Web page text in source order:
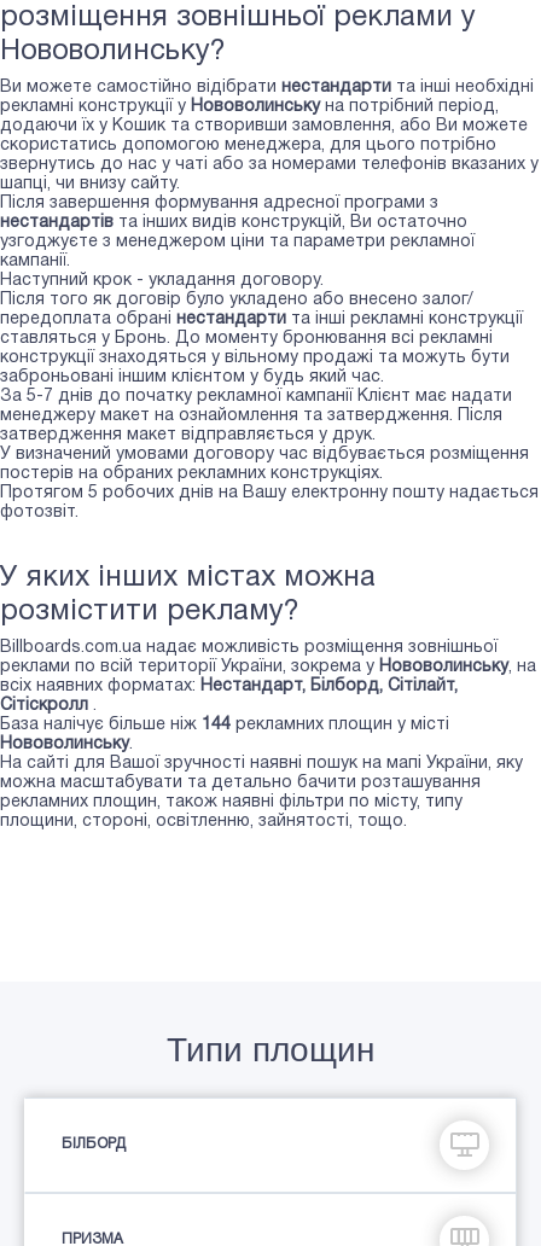
розміщення зовнішньої реклами у
Нововолинську?
Ви можете самостійно відібрати нестандарти та інші необхідні
рекламні конструкції у Нововолинськуна потрібний період,
додаючи їх у Кошик та створивши замовлення, або Ви можете
скористатись допомогою менеджера, для цього потрібно
звернутись до нас у чаті або за номерами телефонів вказаних у
шапці, чи внизу сайту.
Після завершення формування адресної програми з
нестандартів та інших видів конструкцій, Ви остаточно
узгоджуєте з менеджером ціни та параметри рекламної
кампанії.
Наступний крок - укладання договору.
Після того як договір було укладено або внесено залог/
передоплата обрані нестандарти та інші рекламні конструкції
ставляться у Бронь. До моменту бронювання всі рекламні
конструкції знаходяться у вільному продажі та можуть бути
заброньовані іншим клієнтом у будь який час.
За 5-7 днів до початку рекламної кампанії Клієнт має надати
менеджеру макет на ознайомлення та затвердження. Після
затвердження макет відправляється у друк.
У визначений умовами договору час відбувається розміщення
постерів на обраних рекламних конструкціях.
Протягом 5 робочих днів на Вашу електронну пошту надається
фотозвіт.
У яких інших містах можна
розмістити рекламу?
Billboards.com.ua надає можливість розміщення зовнішньої
реклами по всій території України, зокрема у Нововолинську, на
всіх наявних форматах: Нестандарт, Білборд, Сiтiлайт,
Сітіскролл .
База налічує більше ніж 144 рекламних площин у місті
Нововолинську.
На сайті для Вашої зручності наявні пошук на мапі України, яку
можна масштабувати та детально бачити розташування
рекламних площин, також наявні фільтри по місту, типу
площини, стороні, освітленню, зайнятості, тощо.
Типи площин
БІЛБОРД
ПРИЗМА